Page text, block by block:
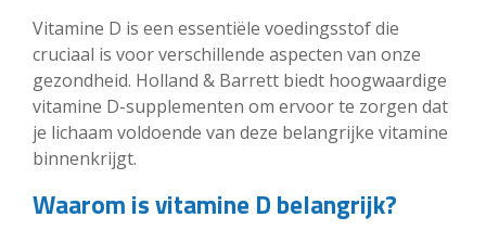
Vitamine D is een essentiële voedingsstof die
cruciaal is voor verschillende aspecten van onze
gezondheid. Holland & Barrett biedt hoogwaardige
vitamine D-supplementen om ervoor te zorgen dat
je lichaam voldoende van deze belangrijke vitamine
binnenkrijgt.
Waarom is vitamine D belangrijk?